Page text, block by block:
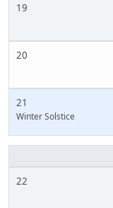
19
20
21
Winter Solstice
22